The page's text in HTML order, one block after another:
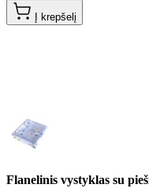
Į krepšelį
Flanelinis vystyklas su